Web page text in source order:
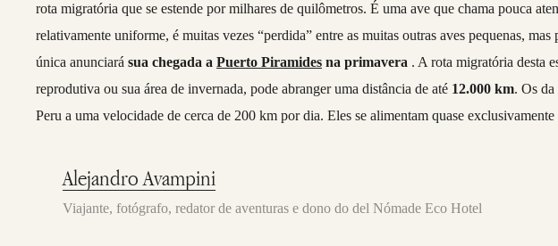
rota migratória que se estende por milhares de quilômetros. É uma ave que chama pouca
relativamente uniforme, é muitas vezes “perdida” entre as muitas outras aves pequenas,
única anunciará sua chegada a Puerto Piramides na primavera . A rota migratória desta
reprodutiva ou sua área de invernada, pode abranger uma distância de até 12.000 km. Os da
Peru a uma velocidade de cerca de 200 km por dia. Eles se alimentam quase
Alejandro Avampini
Viajante, fotógrafo, redator de aventuras e dono do del Nómade Eco Hotel